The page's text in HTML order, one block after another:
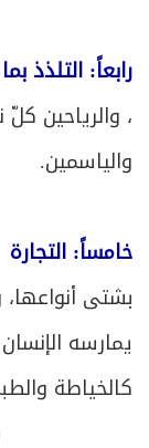
رابعاً: التلذذ
، والرياحين
والياسمين.
خامساً: التجارة
بشتى
يمارسه
كالخياطة